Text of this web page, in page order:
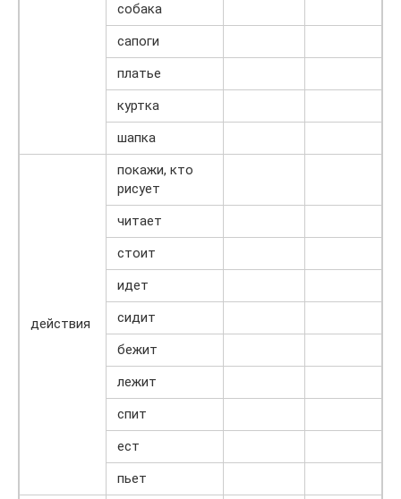
собака
сапоги
платье
куртка
шапка
действия
покажи, кто
рисует
читает
стоит
идет
сидит
бежит
лежит
спит
ест
пьет